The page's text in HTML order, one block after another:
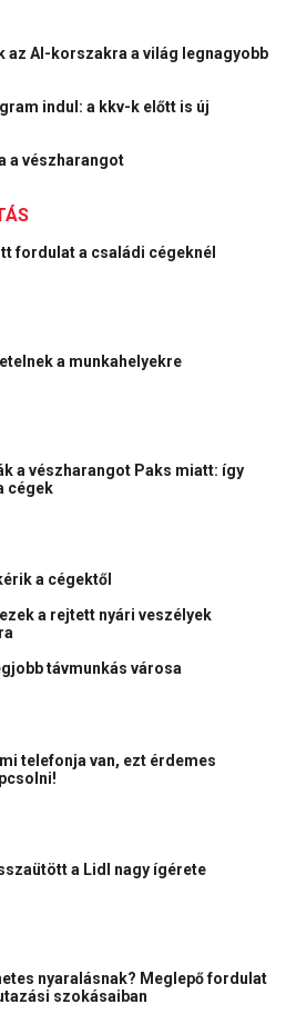
az AI-korszakra a világ legnagyobb
indul: a kkv-k előtt is új
a vészharangot
fordulat a családi cégeknél
a munkahelyekre
a vészharangot Paks miatt: így
cégek
a cégektől
a rejtett nyári veszélyek
távmunkás városa
telefonja van, ezt érdemes
a Lidl nagy ígérete
nyaralásnak? Meglepő fordulat
szokásaiban